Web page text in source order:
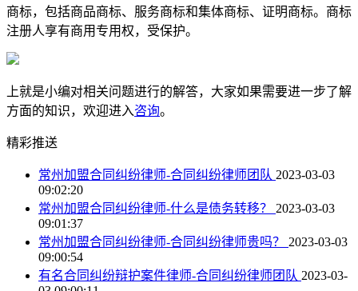
商标，包括商品商标、服务商标和集体商标、证明商标。商标
注册人享有商用专用权，受保护。
上就是小编对相关问题进行的解答，大家如果需要进一步了解
方面的知识，欢迎进入咨询。
精彩推送
常州加盟合同纠纷律师-合同纠纷律师团队 2023-03-03
09:02:20
常州加盟合同纠纷律师-什么是债务转移？ 2023-03-03
09:01:37
常州加盟合同纠纷律师-合同纠纷律师贵吗？ 2023-03-03
09:00:54
有名合同纠纷辩护案件律师-合同纠纷律师团队 2023-03-